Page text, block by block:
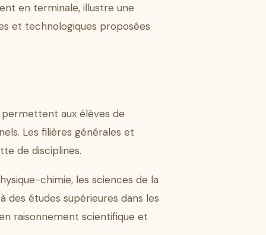
en terminale, illustre une
et technologiques proposées
aux élèves de
Les filières générales et
de disciplines.
chimie, les sciences de la
des études supérieures dans les
raisonnement scientifique et